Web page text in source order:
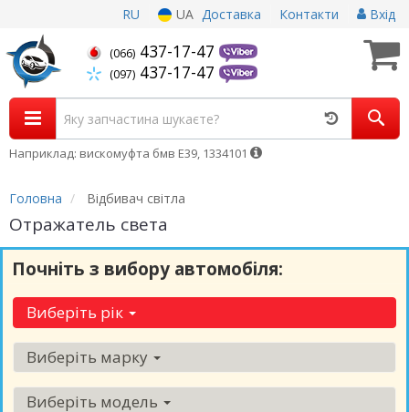
RU UA Доставка Контакти Вхід
(066) 437-17-47
(097) 437-17-47
Наприклад: вискомуфта бмв Е39, 1334101
Головна Відбивач світла
Отражатель света
Почніть з вибору автомобіля:
Виберіть рік
Виберіть марку
Виберіть модель